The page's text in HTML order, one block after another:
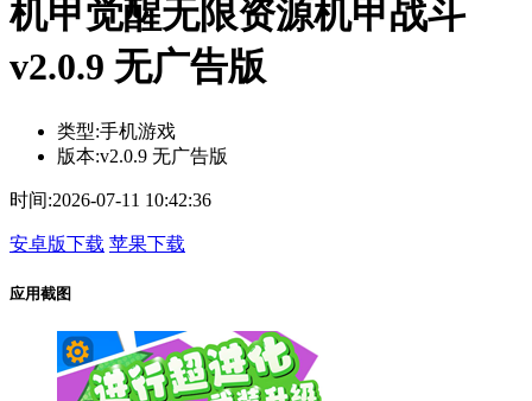
机甲觉醒无限资源机甲战斗
v2.0.9 无广告版
类型:手机游戏
版本:v2.0.9 无广告版
时间:2026-07-11 10:42:36
安卓版下载 苹果下载
应用截图